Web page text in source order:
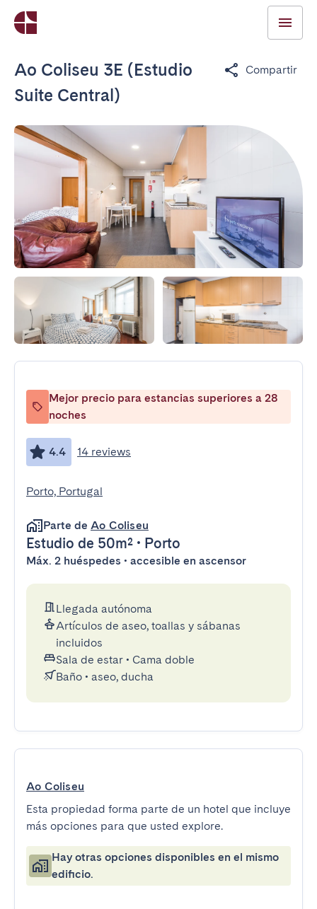
Ao Coliseu 3E (Estudio
Suite Central)
Compartir
Mejor precio para estancias superiores a 28
noches
4.4 14 reviews
Porto, Portugal
Parte de Ao Coliseu
Estudio de 50m² • Porto
Máx. 2 huéspedes • accesible en ascensor
Llegada autónoma
Artículos de aseo, toallas y sábanas
incluidos
Sala de estar • Cama doble
Baño • aseo, ducha
Ao Coliseu
Esta propiedad forma parte de un hotel que incluye
más opciones para que usted explore.
Hay otras opciones disponibles en el mismo
edificio.